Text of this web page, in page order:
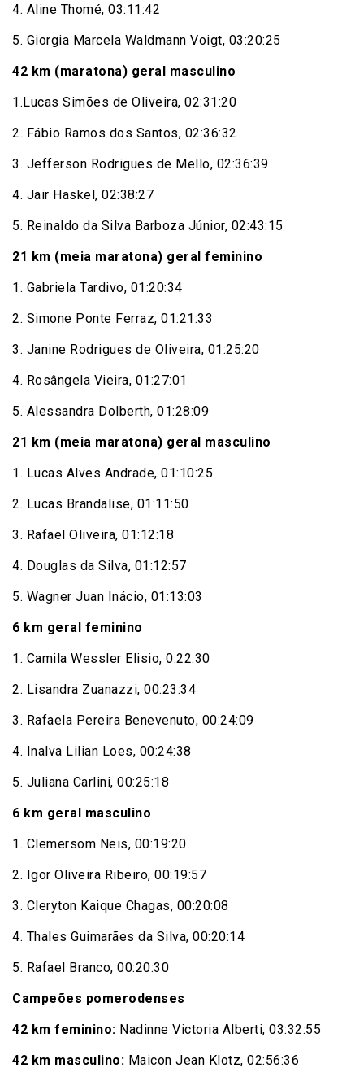
4. Aline Thomé, 03:11:42
5. Giorgia Marcela Waldmann Voigt, 03:20:25
42 km (maratona) geral masculino
1.Lucas Simões de Oliveira, 02:31:20
2. Fábio Ramos dos Santos, 02:36:32
3. Jefferson Rodrigues de Mello, 02:36:39
4. Jair Haskel, 02:38:27
5. Reinaldo da Silva Barboza Júnior, 02:43:15
21 km (meia maratona) geral feminino
1. Gabriela Tardivo, 01:20:34
2. Simone Ponte Ferraz, 01:21:33
3. Janine Rodrigues de Oliveira, 01:25:20
4. Rosângela Vieira, 01:27:01
5. Alessandra Dolberth, 01:28:09
21 km (meia maratona) geral masculino
1. Lucas Alves Andrade, 01:10:25
2. Lucas Brandalise, 01:11:50
3. Rafael Oliveira, 01:12:18
4. Douglas da Silva, 01:12:57
5. Wagner Juan Inácio, 01:13:03
6 km geral feminino
1. Camila Wessler Elisio, 0:22:30
2. Lisandra Zuanazzi, 00:23:34
3. Rafaela Pereira Benevenuto, 00:24:09
4. Inalva Lilian Loes, 00:24:38
5. Juliana Carlini, 00:25:18
6 km geral masculino
1. Clemersom Neis, 00:19:20
2. Igor Oliveira Ribeiro, 00:19:57
3. Cleryton Kaique Chagas, 00:20:08
4. Thales Guimarães da Silva, 00:20:14
5. Rafael Branco, 00:20:30
Campeões pomerodenses
42 km feminino: Nadinne Victoria Alberti, 03:32:55
42 km masculino: Maicon Jean Klotz, 02:56:36